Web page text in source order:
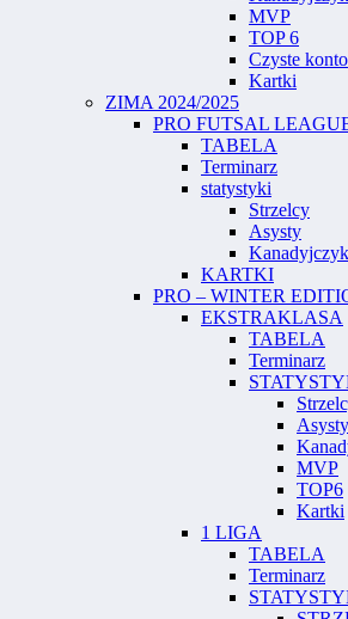
MVP
TOP 6
Czyste konto
Kartki
ZIMA 2024/2025
PRO FUTSAL
TABELA
Terminarz
statystyki
Strzelcy
Asysty
Kanadyjczyk
KARTKI
PRO – WINTER
EKSTRAKLASA
TABELA
Terminarz
Asysty
MVP
TOP6
Kartki
1 LIGA
TABELA
Terminarz